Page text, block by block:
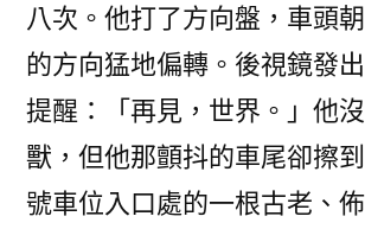
八次。他打了方向盤，車頭
的方向猛地偏轉。後視鏡發
提醒：「再見，世界。」他
獸，但他那顫抖的車尾卻擦
號車位入口處的一根古老、